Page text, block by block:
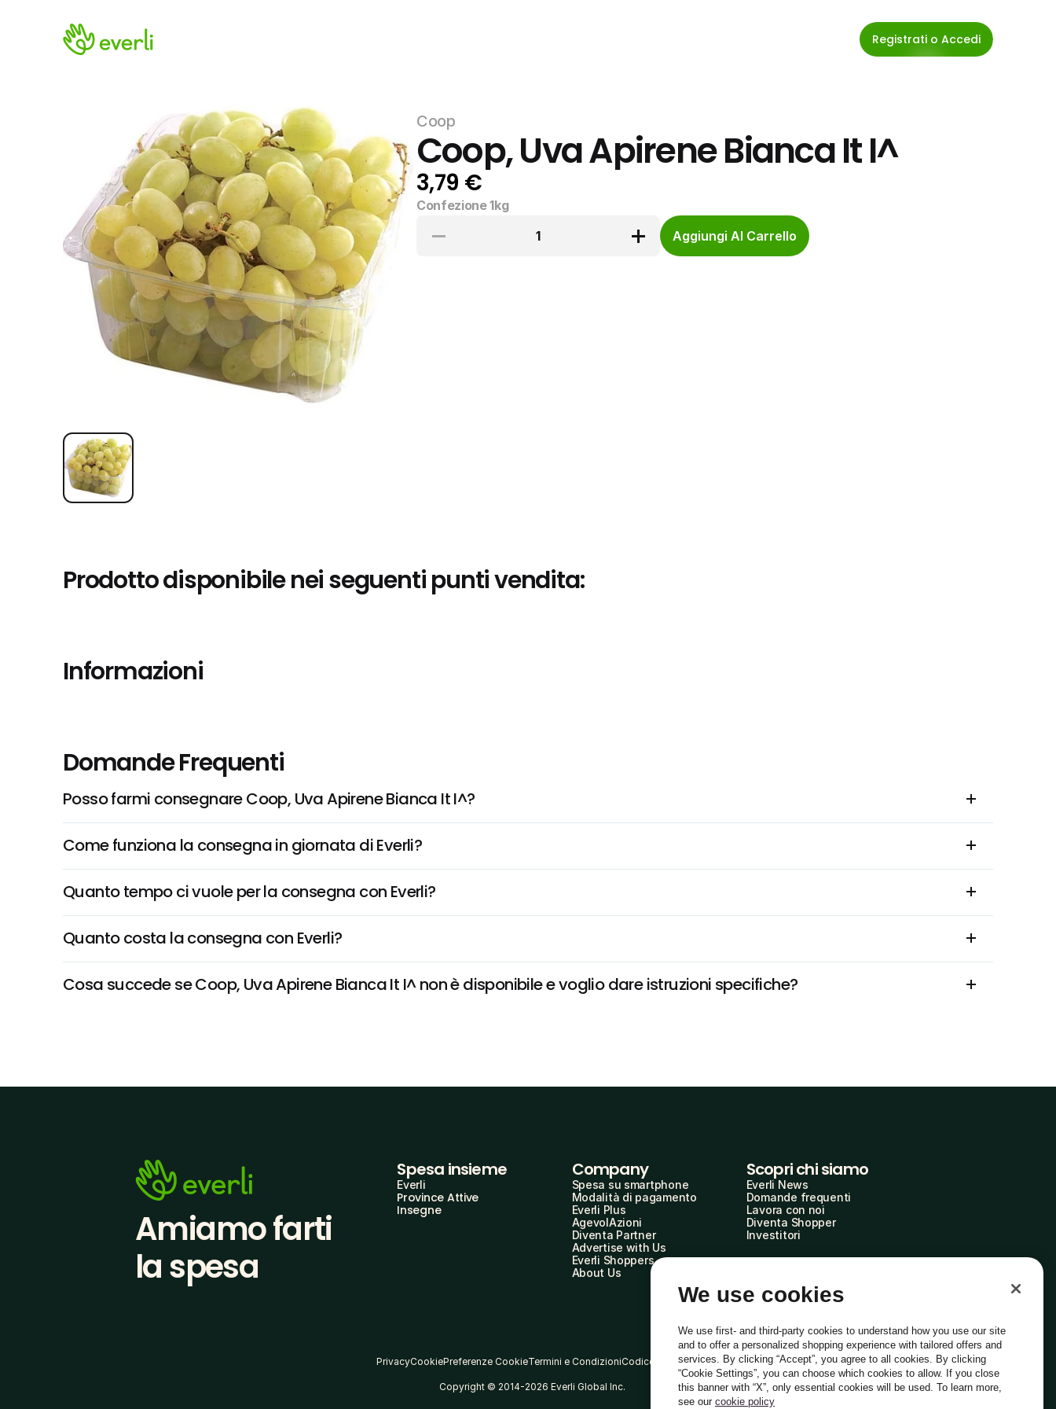
Registrati o Accedi
Coop
Coop, Uva Apirene Bianca It I^
3,79 €
Confezione 1kg
1
Aggiungi Al Carrello
Prodotto disponibile nei seguenti punti vendita:
Informazioni
Domande Frequenti
Posso farmi consegnare Coop, Uva Apirene Bianca It I^?
Come funziona la consegna in giornata di Everli?
Quanto tempo ci vuole per la consegna con Everli?
Quanto costa la consegna con Everli?
Cosa succede se Coop, Uva Apirene Bianca It I^ non è disponibile e voglio dare istruzioni specifiche?
Amiamo farti
la spesa
Spesa insieme
Everli
Province Attive
Insegne
Company
Spesa su smartphone
Modalità di pagamento
Everli Plus
AgevolAzioni
Diventa Partner
Advertise with Us
Everli Shoppers
About Us
Scopri chi siamo
Everli News
Domande frequenti
Lavora con noi
Diventa Shopper
Investitori
PrivacyCookiePreferenze CookieTermini e CondizioniCodice Etico
Copyright © 2014-2026 Everli Global Inc. Italiano
We use cookies
We use first- and third-party cookies to understand how you use our site
and to offer a personalized shopping experience with tailored offers and
services. By clicking “Accept”, you agree to all cookies. By clicking
“Cookie Settings”, you can choose which cookies to allow. If you close
this banner with “X”, only essential cookies will be used. To learn more,
see our cookie policy